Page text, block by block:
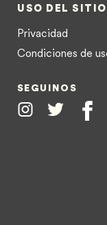
USO DEL SITIO
Privacidad
Condiciones de
SEGUINOS
InstagramTwitter